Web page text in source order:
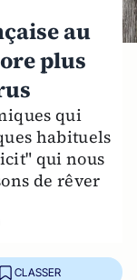
au
plus
qui
habituels
qui nous
de rêver
CLASSER